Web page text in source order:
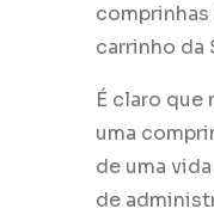
carrinho da
É claro que
uma
de uma
de